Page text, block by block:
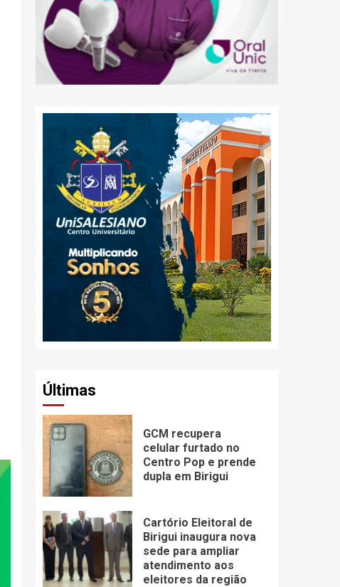
Últimas
GCM recupera
celular furtado no
Centro Pop e prende
dupla em Birigui
Cartório Eleitoral de
Birigui inaugura nova
sede para ampliar
atendimento aos
eleitores da região